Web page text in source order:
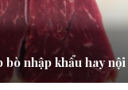
bò nhập khẩu hay